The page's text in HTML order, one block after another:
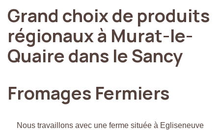
Grand choixde produits
régionauxà Murat-le-
Quairedans leSancy
Fromages Fermiers
Nous travaillons avec une ferme située à Egliseneuve